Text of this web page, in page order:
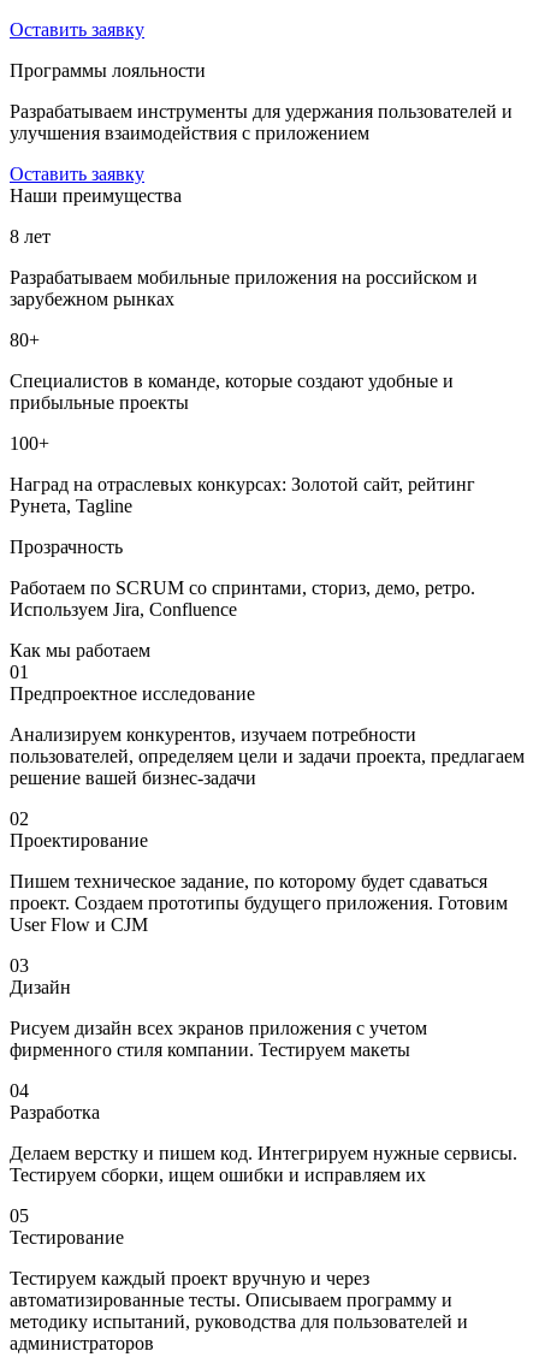
Оставить заявку
Программы лояльности
Разрабатываем инструменты для удержания пользователей и
улучшения взаимодействия с приложением
Оставить заявку
Наши преимущества
8 лет
Разрабатываем мобильные приложения на российском и
зарубежном рынках
80+
Специалистов в команде, которые создают удобные и
прибыльные проекты
100+
Наград на отраслевых конкурсах: Золотой сайт, рейтинг
Рунета, Tagline
Прозрачность
Работаем по SCRUM со спринтами, сториз, демо, ретро.
Используем Jira, Confluence
Как мы работаем
01
Предпроектное исследование
Анализируем конкурентов, изучаем потребности
пользователей, определяем цели и задачи проекта, предлагаем
решение вашей бизнес-задачи
02
Проектирование
Пишем техническое задание, по которому будет сдаваться
проект. Создаем прототипы будущего приложения. Готовим
User Flow и CJM
03
Дизайн
Рисуем дизайн всех экранов приложения с учетом
фирменного стиля компании. Тестируем макеты
04
Разработка
Делаем верстку и пишем код. Интегрируем нужные сервисы.
Тести­руем сборки, ищем ошибки и исправляем их
05
Тестирование
Тестируем каждый проект вручную и через
автоматизированные тесты. Описываем программу и
методику испытаний, руководства для пользователей и
администраторов